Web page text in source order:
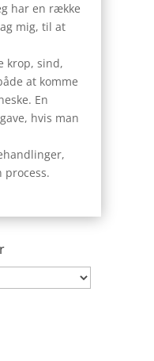
har en række
mig, til at
krop, sind,
at komme
En
hvis man